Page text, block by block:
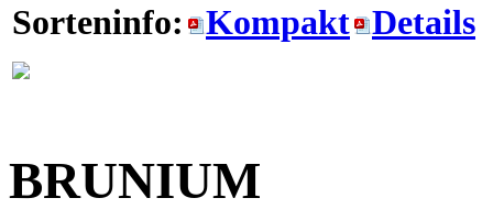
Sorteninfo: Kompakt Details
BRUNIUM